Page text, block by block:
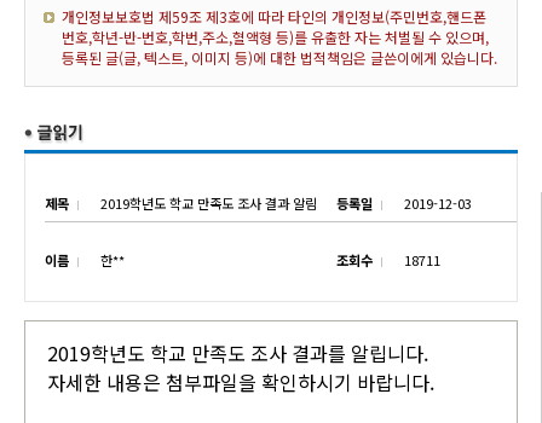
개인정보보호법 제59조 제3호에 따라 타인의 개인정보(주민번호,핸드폰
번호,학년-반-번호,학번,주소,혈액형 등)를 유출한 자는 처벌될 수 있으며,
등록된 글(글, 텍스트, 이미지 등)에 대한 법적책임은 글쓴이에게 있습니다.
제목 2019학년도 학교 만족도 조사 결과 알림 등록일 2019-12-03
이름 한** 조회수 18711
2019학년도 학교 만족도 조사 결과를 알립니다.
자세한 내용은 첨부파일을 확인하시기 바랍니다.